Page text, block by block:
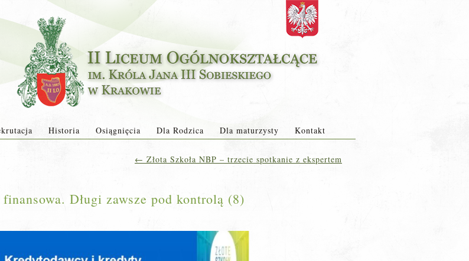
Historia Osiągnięcia Dla Rodzica Dla maturzysty Kontakt
← Złota Szkoła NBP – trzecie spotkanie z ekspertem
Długi zawsze pod kontrolą (8)